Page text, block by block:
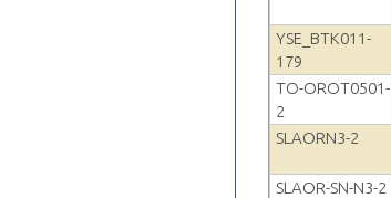
YSE_BTK011-
179
TO-OROT0501-
2
SLAORN3-2
SLAOR-SN-N3-2